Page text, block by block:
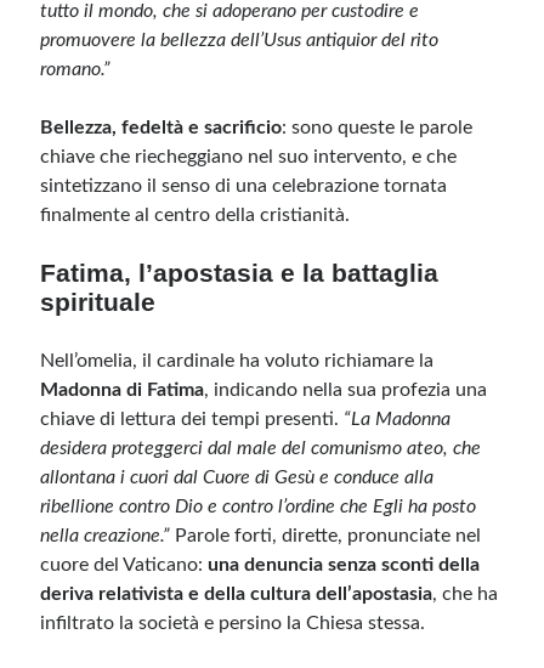
tutto il mondo, che si adoperano per custodire e
promuovere la bellezza dell’Usus antiquior del rito
romano.”
Bellezza, fedeltà e sacrificio: sono queste le parole
chiave che riecheggiano nel suo intervento, e che
sintetizzano il senso di una celebrazione tornata
finalmente al centro della cristianità.
Fatima, l’apostasia e la battaglia
spirituale
Nell’omelia, il cardinale ha voluto richiamare la
Madonna di Fatima, indicando nella sua profezia una
chiave di lettura dei tempi presenti. “La Madonna
desidera proteggerci dal male del comunismo ateo, che
allontana i cuori dal Cuore di Gesù e conduce alla
ribellione contro Dio e contro l’ordine che Egli ha posto
nella creazione.” Parole forti, dirette, pronunciate nel
cuore del Vaticano:una denuncia senza sconti della
deriva relativista e della cultura dell’apostasia, che ha
infiltrato la società e persino la Chiesa stessa.